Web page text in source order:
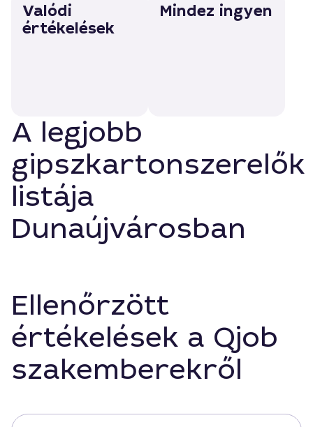
Valódi
értékelések
Mindez ingyen
A legjobb
gipszkartonszerelők
listája
Dunaújvárosban
Ellenőrzött
értékelések a Qjob
szakemberekről